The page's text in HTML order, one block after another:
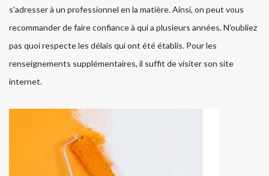
s'adresser à un professionnel en la matière. Ainsi, on peut vous
recommander de faire confiance à qui a plusieurs années. N'oubliez
pas quoi respecte les délais qui ont été établis. Pour les
renseignements supplémentaires, il suffit de visiter son site
internet.